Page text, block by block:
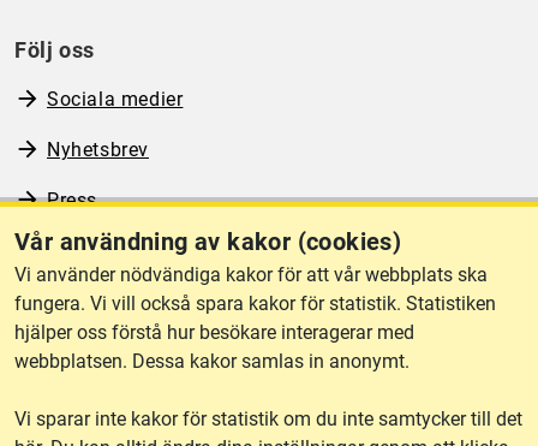
Vår användning av kakor (cookies)
Vi använder nödvändiga kakor för att vår webbplats ska
fungera. Vi vill också spara kakor för statistik. Statistiken
hjälper oss förstå hur besökare interagerar med
webbplatsen. Dessa kakor samlas in anonymt.
Vi sparar inte kakor för statistik om du inte samtycker till det
Följ oss
Sociala medier
Nyhetsbrev
Press
RSS
Om webbplatsen
Tillgänglighet